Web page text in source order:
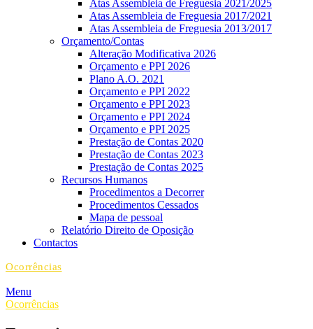
Atas Assembleia de Freguesia 2021/2025
Atas Assembleia de Freguesia 2017/2021
Atas Assembleia de Freguesia 2013/2017
Orçamento/Contas
Alteração Modificativa 2026
Orçamento e PPI 2026
Plano A.O. 2021
Orçamento e PPI 2022
Orçamento e PPI 2023
Orçamento e PPI 2024
Orçamento e PPI 2025
Prestação de Contas 2020
Prestação de Contas 2023
Prestação de Contas 2025
Recursos Humanos
Procedimentos a Decorrer
Procedimentos Cessados
Mapa de pessoal
Relatório Direito de Oposição
Contactos
Ocorrências
Menu
Ocorrências